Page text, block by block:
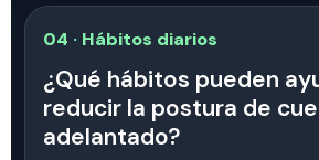
04 · Hábitos diarios
¿Qué hábitos pueden
reducir la postura de
adelantado?